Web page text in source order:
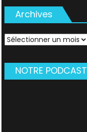
Archives
Archives
NOTRE PODCAST